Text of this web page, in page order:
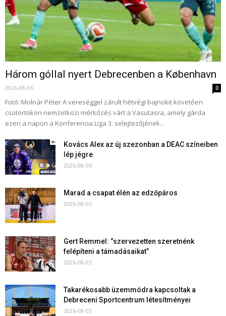
Három góllal nyert Debrecenben a København
2026-08-06 0
Fotó: Molnár Péter A vereséggel zárult hétvégi bajnokit követően
csütörtökön nemzetközi mérkőzés várt a Vasutasra, amely gárda
ezen a napon a Konferencia Liga 3. selejtezőjének...
Kovács Alex az új szezonban a DEAC színeiben
lép jégre
2026-08-06
Marad a csapat élén az edzőpáros
2026-08-05
Gert Remmel: “szervezetten szeretnénk
felépíteni a támadásaikat”
2026-08-05
Takarékosabb üzemmódra kapcsoltak a
Debreceni Sportcentrum létesítményei
2026-08-05